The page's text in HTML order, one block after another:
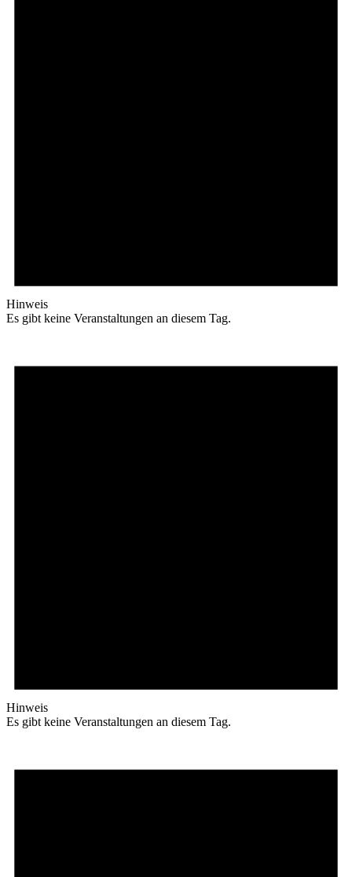
Hinweis
Es gibt keine Veranstaltungen an diesem Tag.
Hinweis
Es gibt keine Veranstaltungen an diesem Tag.